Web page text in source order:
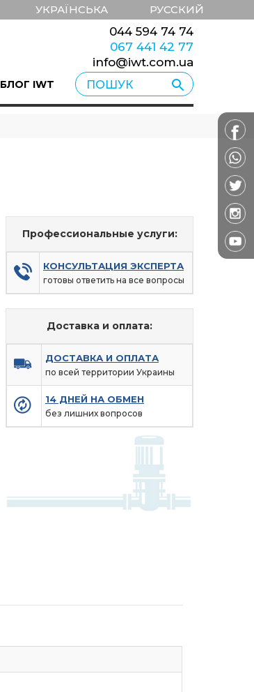
УКРАЇНСЬКА РУССКИЙ
044 594 74 74
067 441 42 77
info@iwt.com.ua
БЛОГ IWT
Профессиональные услуги:
КОНСУЛЬТАЦИЯ ЭКСПЕРТА
готовы ответить на все вопросы
Доставка и оплата:
ДОСТАВКА И ОПЛАТА
по всей территории Украины
14 ДНЕЙ НА ОБМЕН
без лишних вопросов